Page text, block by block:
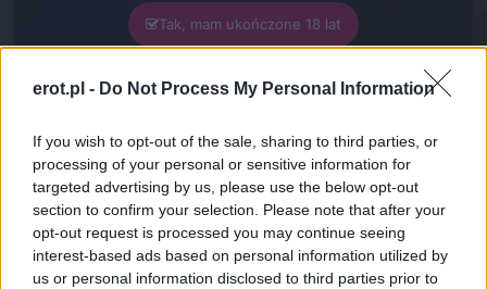
erot.pl - Do Not Process My Personal Information
If you wish to opt-out of the sale, sharing to third parties, or
processing of your personal or sensitive information for
targeted advertising by us, please use the below opt-out
section to confirm your selection. Please note that after your
opt-out request is processed you may continue seeing
interest-based ads based on personal information utilized by
us or personal information disclosed to third parties prior to
Tak, mam ukończone 18 lat
Kategorie